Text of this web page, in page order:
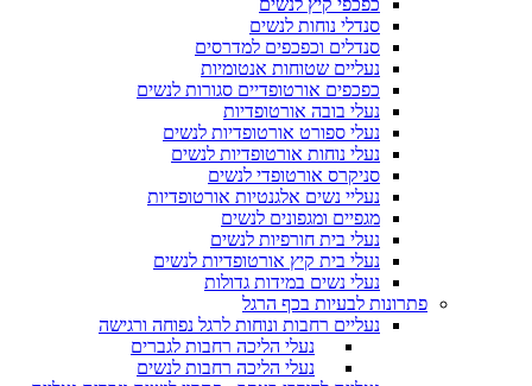
סנדלי נוחות לנשים
סנדלים וכפכפים למדרסים
נעליים שטוחות אנטומיות
כפכפים אורטופדיים סגורות לנשים
נעלי בובה אורטופדיות
נעלי ספורט אורטופדיות לנשים
נעלי נוחות אורטופדיות לנשים
סניקרס אורטופדי לנשים
נעליי נשים אלגנטיות אורטופדיות
מגפיים ומגפונים לנשים
נעלי בית חורפיות לנשים
נעלי בית קיץ אורטופדיות לנשים
נעלי נשים במידות גדולות
פתרונות לבעיות בכף הרגל
נעליים רחבות ונוחות לרגל נפוחה ורגישה
נעלי הליכה רחבות לגברים
נעלי הליכה רחבות לנשים